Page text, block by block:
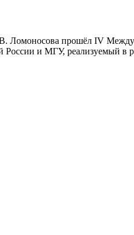
Ломоносова прошёл IV
России и МГУ, реализуемый в